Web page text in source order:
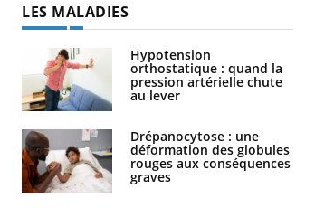
LES MALADIES
Hypotension
orthostatique : quand la
pression artérielle chute
au lever
Drépanocytose : une
déformation des globules
rouges aux conséquences
graves